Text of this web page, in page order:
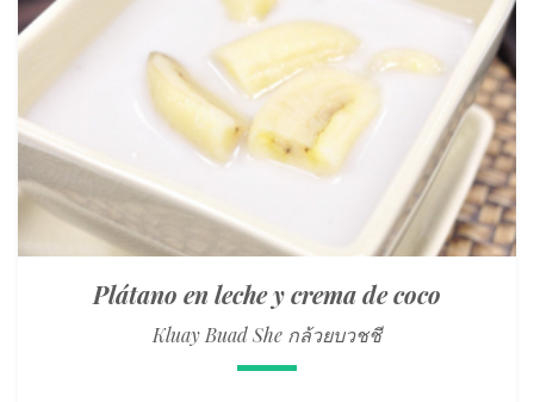
Plátano en leche y crema de coco
Kluay Buad She กล้วยบวชชี